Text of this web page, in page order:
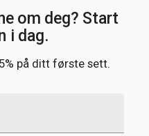
om deg? Start
i dag.
på ditt første sett.